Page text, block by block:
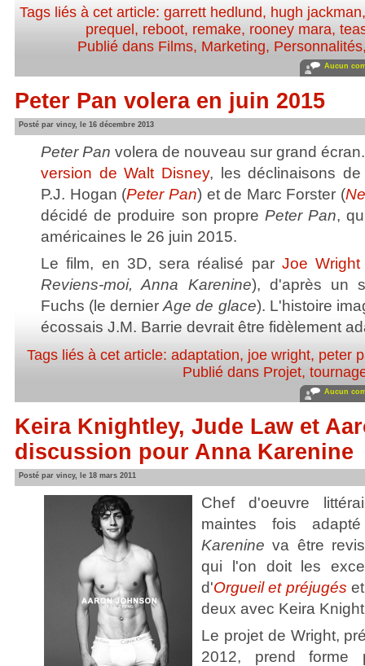
Tags liés à cet article: garrett hedlund, hugh jackman
prequel , reboot, remake, rooney mara,
Publié dans Films, Marketing,
Aucun
Peter Pan volera en juin 2015
Posté par vincy, le 16 décembre 2013
Peter Pan volera de nouveau sur grand
version de Walt Disney, les déclinaisons
P.J. Hogan (Peter Pan) et de Marc Forster (
décidé de produire son propre Peter Pan,
américaines le 26 juin 2015.
Le film, en 3D, sera réalisé par Joe Wright
Reviens-moi, Anna Karenine), d'après un
Fuchs (le dernierAge de glace). L'histoire
écossais J.M. Barrie devrait être fidèlement
Tags liés à cet article:adaptation, joe wright, peter
Publié dans Projet,
Aucun
Keira Knightley, Jude Law et
discussion pour Anna Karenine
Posté par vincy, le 18 mars 2011
Chef d'oeuvre
maintes fois
Karenine va être
qui l'on doit les
d'Orgueil et préjugés
deux avec Keira
Le projet de Wright,
2012, prend forme